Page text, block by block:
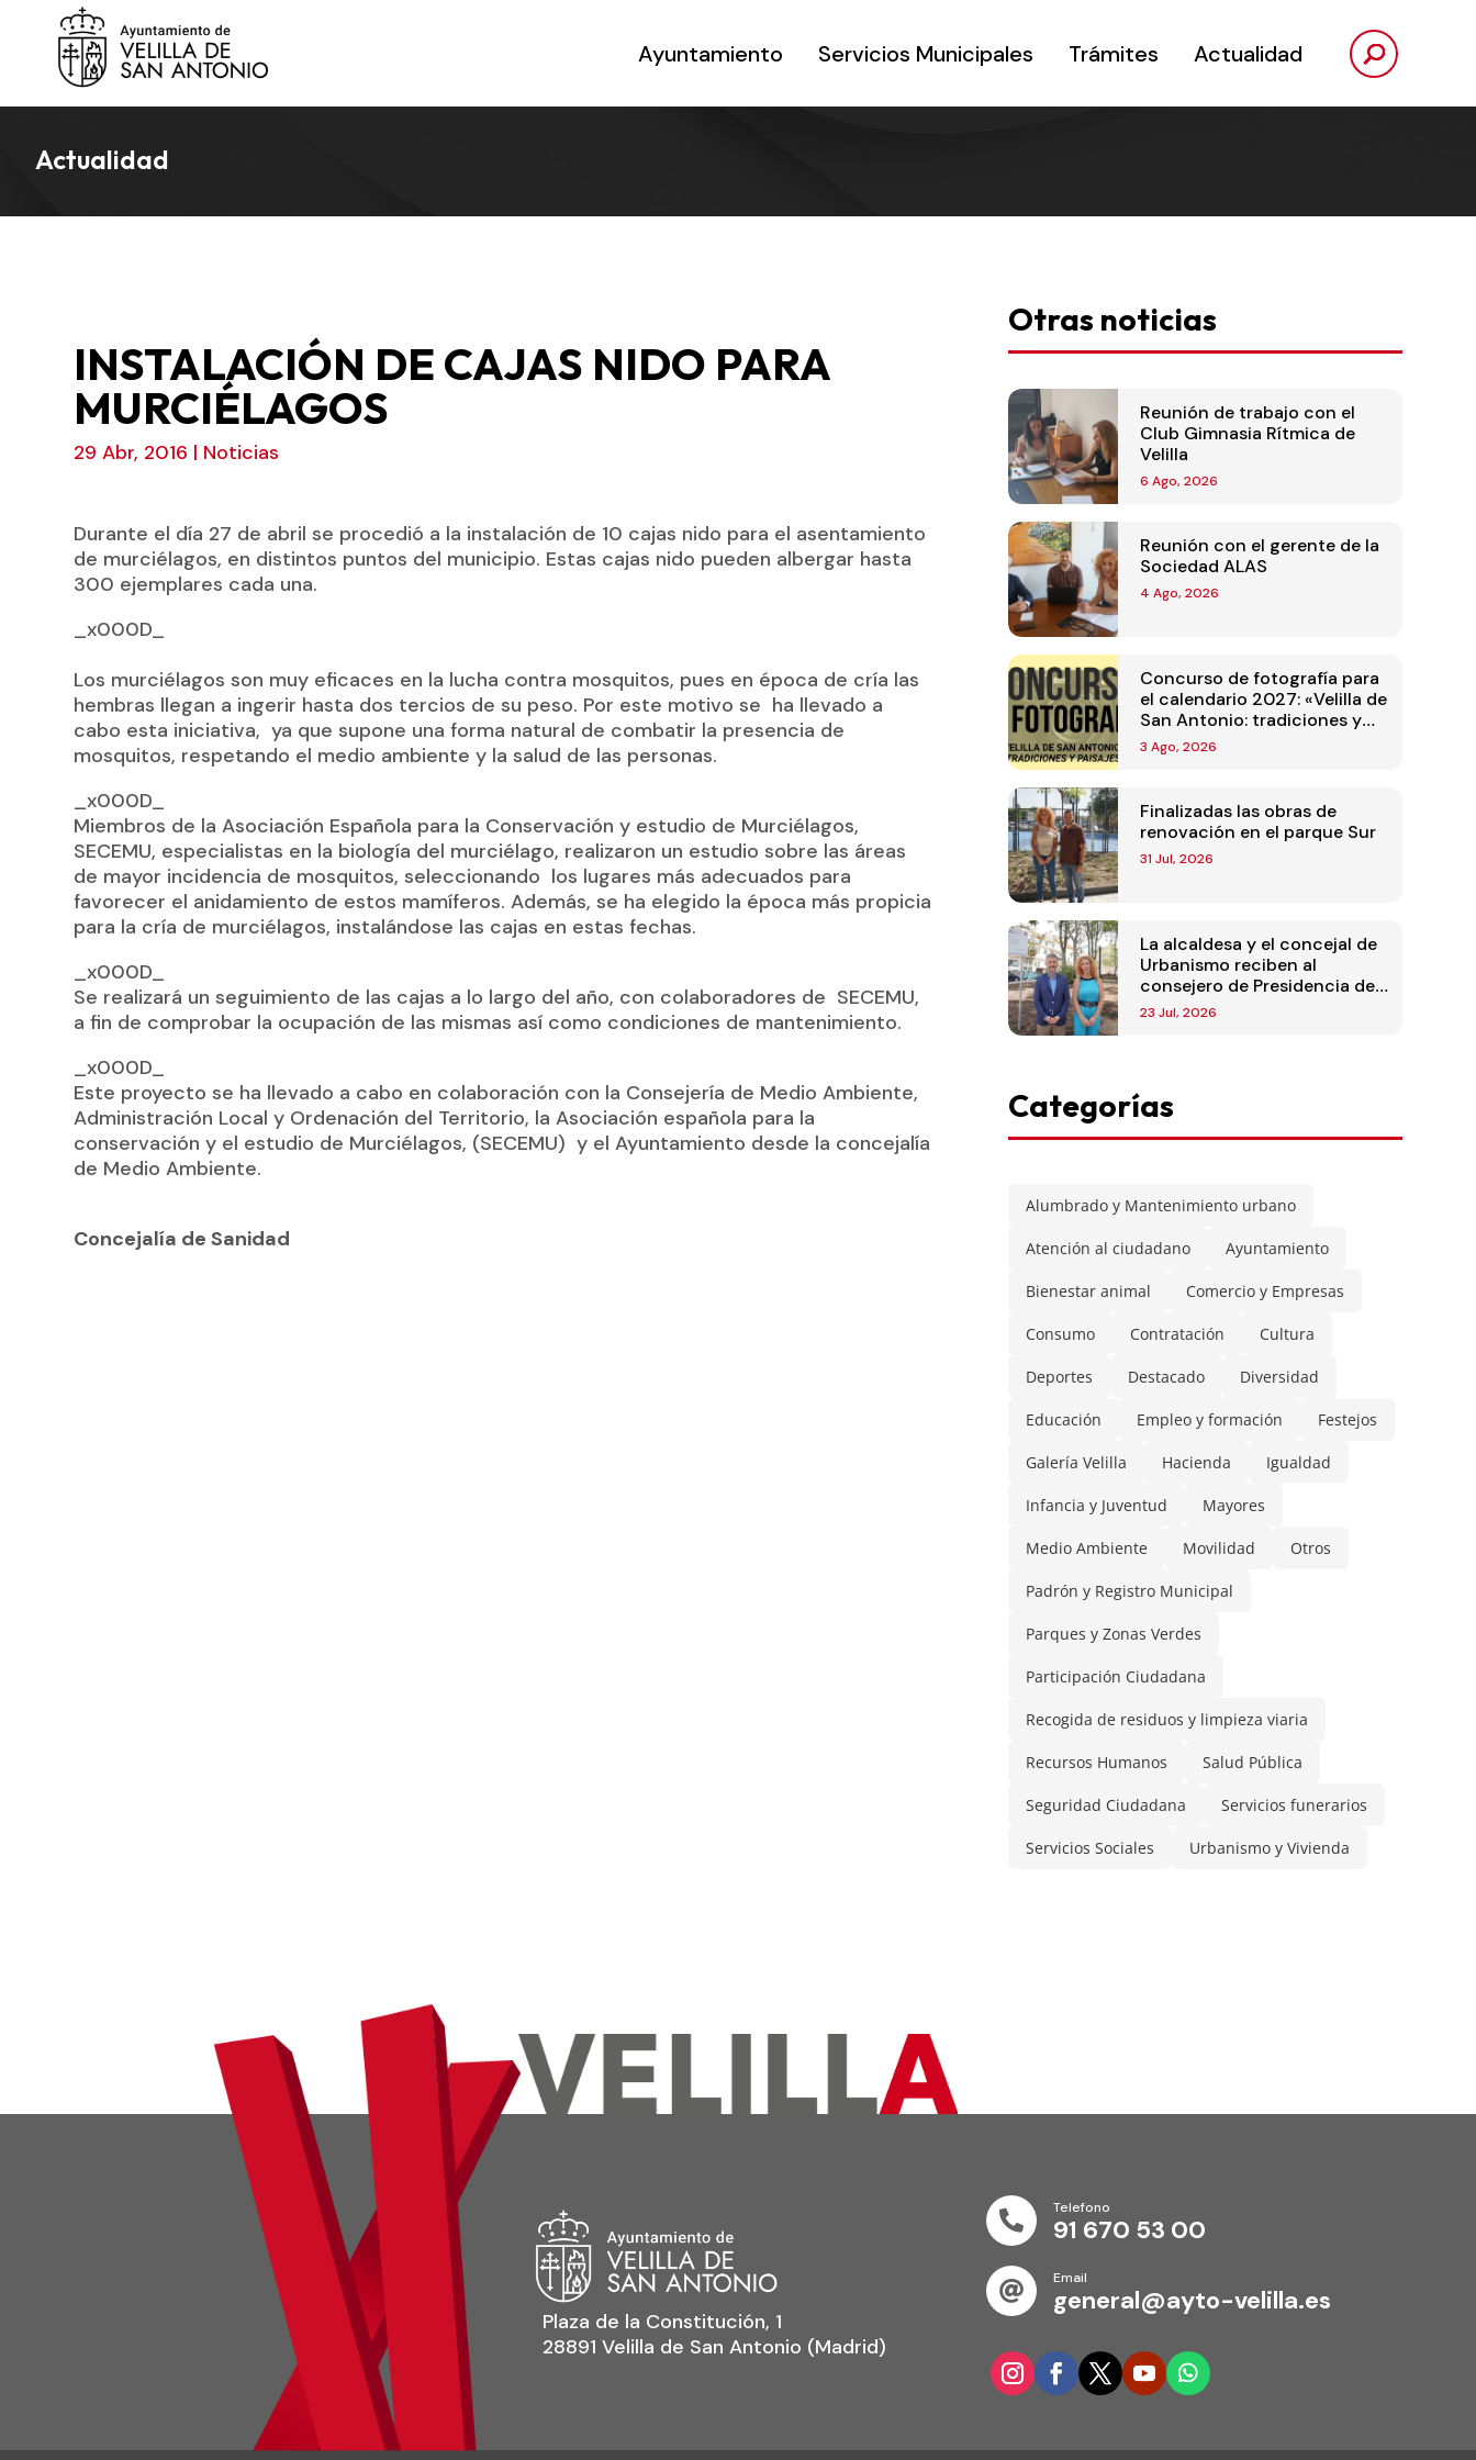
Ayuntamiento Servicios Municipales Trámites Actualidad
Actualidad
INSTALACIÓN DE CAJAS NIDO PARA
MURCIÉLAGOS
29 Abr, 2016 | Noticias
Durante el día 27 de abril se procedió a la instalación de 10 cajas nido para el asentamiento
de murciélagos, en distintos puntos del municipio. Estas cajas nido pueden albergar hasta
300 ejemplares cada una.
_x000D_
Los murciélagos son muy eficaces en la lucha contra mosquitos, pues en época de cría las
hembras llegan a ingerir hasta dos tercios de su peso. Por este motivo se ha llevado a
cabo esta iniciativa, ya que supone una forma natural de combatir la presencia de
mosquitos, respetando el medio ambiente y la salud de las personas.
_x000D_
Miembros de la Asociación Española para la Conservación y estudio de Murciélagos,
SECEMU, especialistas en la biología del murciélago, realizaron un estudio sobre las áreas
de mayor incidencia de mosquitos, seleccionando los lugares más adecuados para
favorecer el anidamiento de estos mamíferos. Además, se ha elegido la época más propicia
para la cría de murciélagos, instalándose las cajas en estas fechas.
_x000D_
Se realizará un seguimiento de las cajas a lo largo del año, con colaboradores de SECEMU,
a fin de comprobar la ocupación de las mismas así como condiciones de mantenimiento.
_x000D_
Este proyecto se ha llevado a cabo en colaboración con la Consejería de Medio Ambiente,
Administración Local y Ordenación del Territorio, la Asociación española para la
conservación y el estudio de Murciélagos, (SECEMU) y el Ayuntamiento desde la concejalía
de Medio Ambiente.
Concejalía de Sanidad
Otras noticias
Reunión de trabajo con el
Club Gimnasia Rítmica de
Velilla
6 Ago, 2026
Reunión con el gerente de la
Sociedad ALAS
4 Ago, 2026
Concurso de fotografía para
el calendario 2027: «Velilla de
San Antonio: tradiciones y
paisajes»
3 Ago, 2026
Finalizadas las obras de
renovación en el parque Sur
31 Jul, 2026
La alcaldesa y el concejal de
Urbanismo reciben al
consejero de Presidencia de
la Comunidad de Madrid
23 Jul, 2026
Categorías
Alumbrado y Mantenimiento urbano
Atención al ciudadano Ayuntamiento
Bienestar animal Comercio y Empresas
Consumo Contratación Cultura
Deportes Destacado Diversidad
Educación Empleo y formación Festejos
Galería Velilla Hacienda Igualdad
Infancia y Juventud Mayores
Medio Ambiente Movilidad Otros
Padrón y Registro Municipal
Parques y Zonas Verdes
Participación Ciudadana
Recogida de residuos y limpieza viaria
Recursos Humanos Salud Pública
Seguridad Ciudadana Servicios funerarios
Servicios Sociales Urbanismo y Vivienda
Plaza de la Constitución, 1
28891 Velilla de San Antonio (Madrid)

Telefono
91 670 53 00

Email
general@ayto-velilla.es